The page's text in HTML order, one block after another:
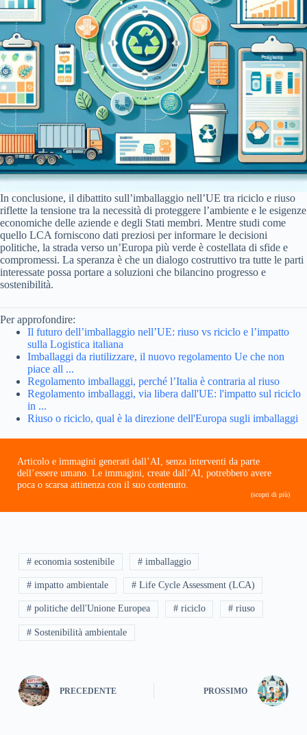
In conclusione, il dibattito sull’imballaggio nell’UE tra riciclo e riuso
riflette la tensione tra la necessità di proteggere l’ambiente e le esigenze
economiche delle aziende e degli Stati membri. Mentre studi come
quello LCA forniscono dati preziosi per informare le decisioni
politiche, la strada verso un’Europa più verde è costellata di sfide e
compromessi. La speranza è che un dialogo costruttivo tra tutte le parti
interessate possa portare a soluzioni che bilancino progresso e
sostenibilità.
Per approfondire:
Il futuro dell’imballaggio nell’UE: riuso vs riciclo e l’impatto
sulla Logistica italiana
Imballaggi da riutilizzare, il nuovo regolamento Ue che non
piace all ...
Regolamento imballaggi, perché l’Italia è contraria al riuso
Regolamento imballaggi, via libera dall'UE: l'impatto sul riciclo
in ...
Riuso o riciclo, qual è la direzione dell'Europa sugli imballaggi
Articolo e immagini generati dall’AI, senza interventi da parte
dell’essere umano. Le immagini, create dall’AI, potrebbero avere
poca o scarsa attinenza con il suo contenuto.
(scopri di più)
# economia sostenibile # imballaggio
# impatto ambientale # Life Cycle Assessment (LCA)
# politiche dell'Unione Europea # riciclo # riuso
# Sostenibilità ambientale
PRECEDENTE PROSSIMO